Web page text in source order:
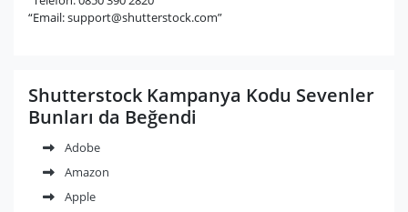
“Email:support@shutterstock.com”
Shutterstock Kampanya Kodu Sevenler
Bunları da Beğendi
Adobe
Amazon
Apple